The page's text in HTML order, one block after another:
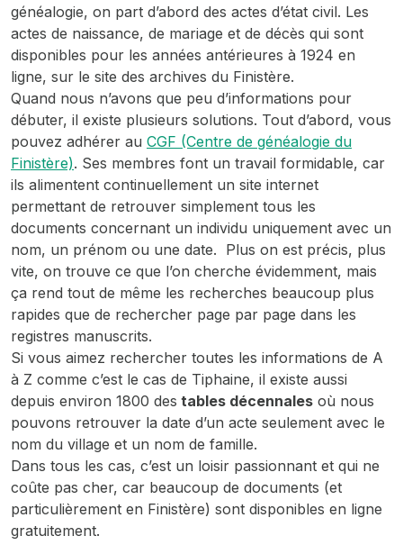
généalogie, on part d’abord des actes d’état civil. Les
actes de naissance, de mariage et de décès qui sont
disponibles pour les années antérieures à 1924 en
ligne, sur le site des archives du Finistère.
Quand nous n’avons que peu d’informations pour
débuter, il existe plusieurs solutions. Tout d’abord, vous
pouvez adhérer au CGF (Centre de généalogie du
Finistère). Ses membres font un travail formidable, car
ils alimentent continuellement un site internet
permettant de retrouver simplement tous les
documents concernant un individu uniquement avec un
nom, un prénom ou une date. Plus on est précis, plus
vite, on trouve ce que l’on cherche évidemment, mais
ça rend tout de même les recherches beaucoup plus
rapides que de rechercher page par page dans les
registres manuscrits.
Si vous aimez rechercher toutes les informations de A
à Z comme c’est le cas de Tiphaine, il existe aussi
depuis environ 1800 des tables décennales où nous
pouvons retrouver la date d’un acte seulement avec le
nom du village et un nom de famille.
Dans tous les cas, c’est un loisir passionnant et qui ne
coûte pas cher, car beaucoup de documents (et
particulièrement en Finistère) sont disponibles en ligne
gratuitement.